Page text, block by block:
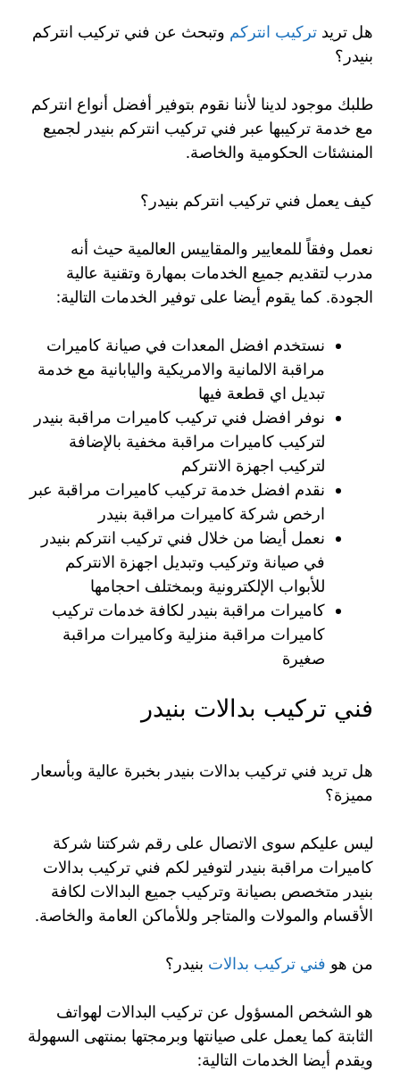
هل تريد تركيب انتركم وتبحث عن فني تركيب انتركم
بنيدر؟
طلبك موجود لدينا لأننا نقوم بتوفير أفضل أنواع انتركم
مع خدمة تركيبها عبر فني تركيب انتركم بنيدر لجميع
المنشئات الحكومية والخاصة.
كيف يعمل فني تركيب انتركم بنيدر؟
نعمل وفقاً للمعايير والمقاييس العالمية حيث أنه
مدرب لتقديم جميع الخدمات بمهارة وتقنية عالية
الجودة. كما يقوم أيضا على توفير الخدمات التالية:
نستخدم افضل المعدات في صيانة كاميرات
مراقبة الالمانية والامريكية واليابانية مع خدمة
تبديل اي قطعة فيها
نوفر افضل فني تركيب كاميرات مراقبة بنيدر
لتركيب كاميرات مراقبة مخفية بالإضافة
لتركيب اجهزة الانتركم
نقدم افضل خدمة تركيب كاميرات مراقبة عبر
ارخص شركة كاميرات مراقبة بنيدر
نعمل أيضا من خلال فني تركيب انتركم بنيدر
في صيانة وتركيب وتبديل اجهزة الانتركم
للأبواب الإلكترونية وبمختلف احجامها
كاميرات مراقبة بنيدر لكافة خدمات تركيب
كاميرات مراقبة منزلية وكاميرات مراقبة
صغيرة
فني تركيب بدالات بنيدر
هل تريد فني تركيب بدالات بنيدر بخبرة عالية وبأسعار
مميزة؟
ليس عليكم سوى الاتصال على رقم شركتنا شركة
كاميرات مراقبة بنيدر لتوفير لكم فني تركيب بدالات
بنيدر متخصص بصيانة وتركيب جميع البدالات لكافة
الأقسام والمولات والمتاجر وللأماكن العامة والخاصة.
من هو فني تركيب بدالات بنيدر؟
هو الشخص المسؤول عن تركيب البدالات لهواتف
الثابتة كما يعمل على صيانتها وبرمجتها بمنتهى السهولة
ويقدم أيضا الخدمات التالية: